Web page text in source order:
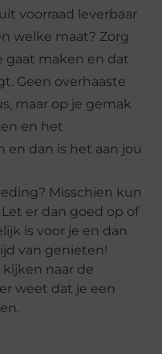
voorraad leverbaar
welke maat? Zorg
gaat maken en dat
Geen overhaaste
maar op je gemak
en het
en dan is het aan jou
Misschien kun
er dan goed op of
is voor je en dan
van genieten!
naar de
weet dat je een